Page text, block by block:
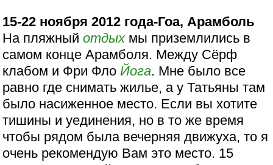
15-22 ноября 2012 года-Гоа, Арамболь
На пляжныйотдыхмы приземлились в
самом конце Арамболя. Между Сёрф
клабом и Фри ФлоЙога. Мне было все
равно где снимать жилье, а у Татьяны там
было насиженное место. Если вы хотите
тишины и уединения, но в то же время
чтобы рядом была вечерняя движуха, то я
очень рекомендую Вам это место. 15